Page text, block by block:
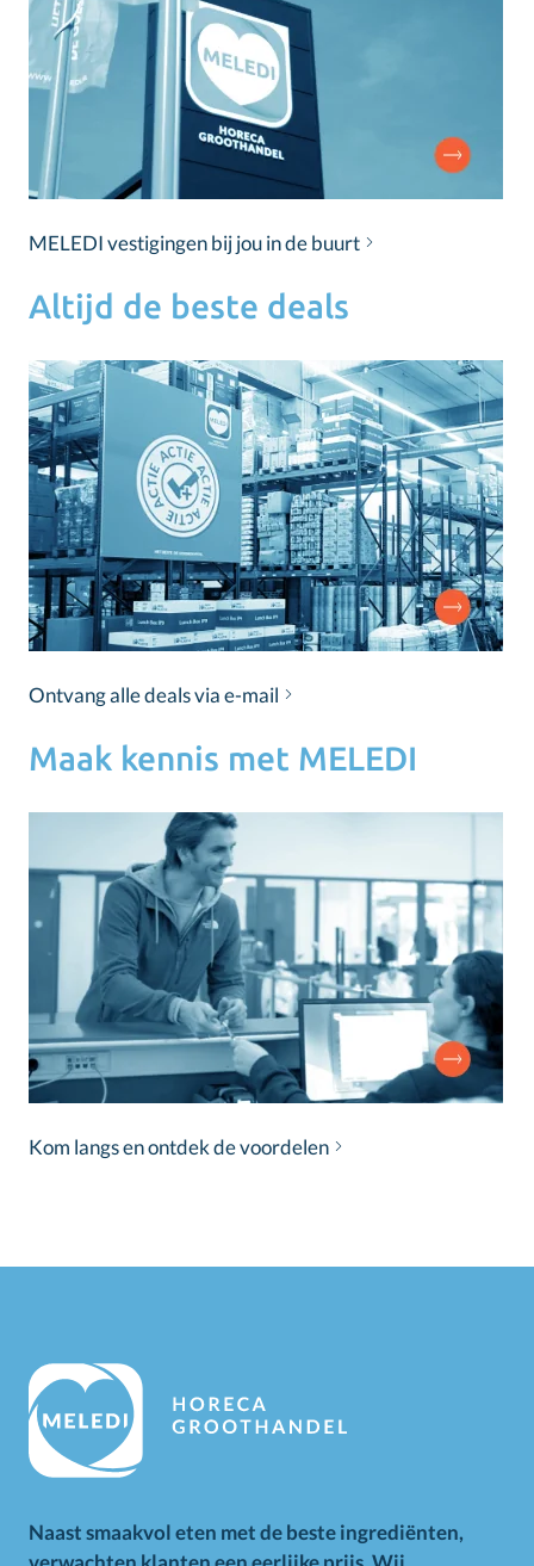
MELEDI vestigingen bij jou in de buurt
Altijd de beste deals
Ontvang alle deals via e-mail
Maak kennis met MELEDI
Kom langs en ontdek de voordelen
Naast smaakvol eten met de beste ingrediënten,